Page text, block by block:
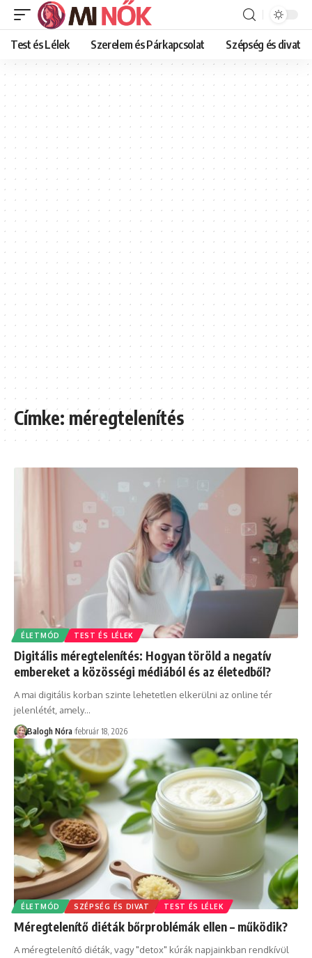
Test és Lélek Szerelem és Párkapcsolat Szépség és divat
Címke:méregtelenítés
ÉLETMÓD TEST ÉS LÉLEK
Digitális méregtelenítés: Hogyan töröld a negatív
embereket a közösségi médiából és az életedből?
A mai digitális korban szinte lehetetlen elkerülni az online tér
jelenlétét, amely…
Balogh Nóra február 18, 2026
ÉLETMÓD SZÉPSÉG ÉS DIVAT TEST ÉS LÉLEK
Méregtelenítő diéták bőrproblémák ellen – működik?
A méregtelenítő diéták, vagy "detox" kúrák napjainkban rendkívül